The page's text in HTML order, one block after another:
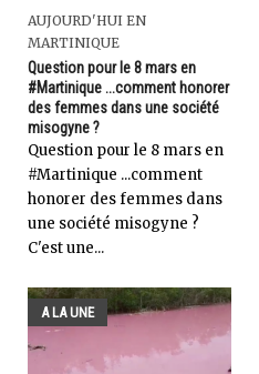
AUJOURD'HUI EN
MARTINIQUE
Question pour le 8 mars en
#Martinique ...comment honorer
des femmes dans une société
misogyne ?
Question pour le 8 mars en
#Martinique ...comment
honorer des femmes dans
une société misogyne ?
C'est une...
A LA UNE